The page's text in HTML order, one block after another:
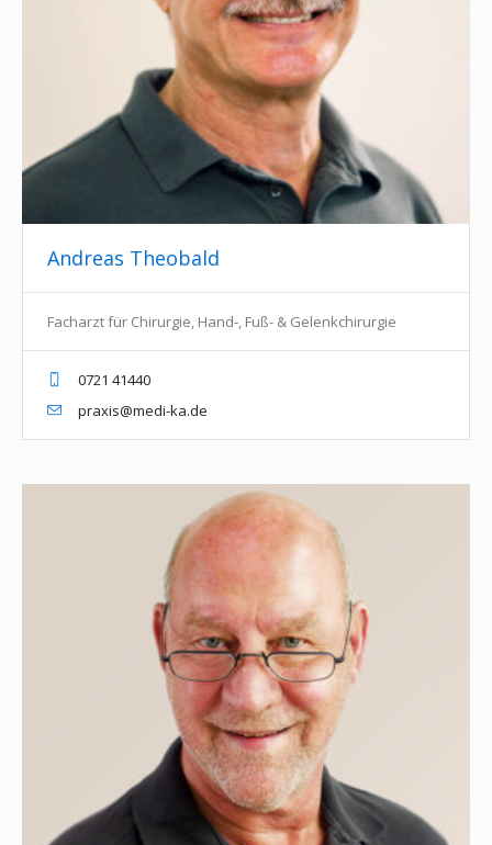
Andreas Theobald
Facharzt für Chirurgie, Hand-, Fuß- & Gelenkchirurgie
0721 41440
praxis@medi-ka.de